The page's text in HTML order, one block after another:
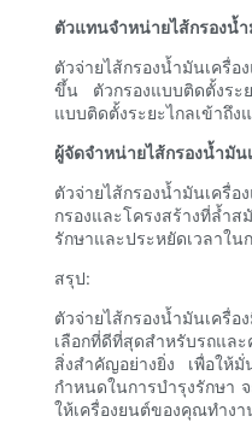
ตัวแทนจำหน่ายไส้กรองน้
ตัวจ่ายไส้กรองน้ำมันเครื่อ
ขึ้น ตัวกรองแบบติดตั้งระย
แบบติดตั้งระยะไกลเข้าถึง
ผู้จัดจำหน่ายไส้กรองน้ำมั
ตัวจ่ายไส้กรองน้ำมันเครื่
กรองและโครงสร้างที่ล้ำ
รักษาและประหยัดเวลาใน
สรุป:
ตัวจ่ายไส้กรองน้ำมันเครื่
เลือกที่ดีที่สุดสำหรับรถแล
สิ่งสำคัญอย่างยิ่ง เพื่อให้
กำหนดในการบำรุงรักษา
ให้เครื่องยนต์ของคุณทำง